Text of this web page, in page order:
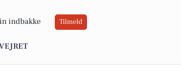
indbakke Tilmeld